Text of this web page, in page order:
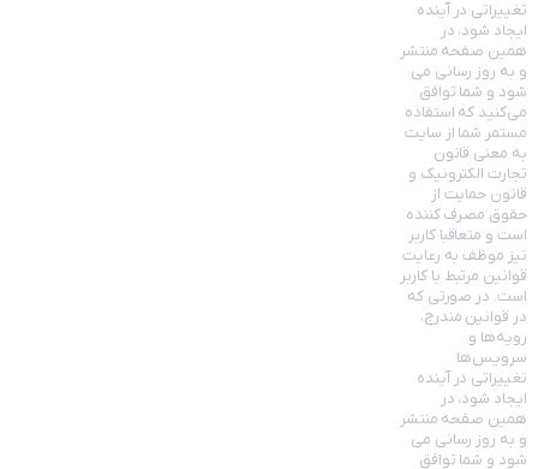
تغییراتی در آینده
ایجاد شود، در
همین صفحه منتشر
و به روز رسانی می
شود و شما توافق
می‏‌کنید که استفاده
مستمر شما از سایت
به معنی قانون
تجارت الکترونیک و
قانون حمایت از
حقوق مصرف کننده
است و متعاقبا کاربر
نیز موظف به رعایت
قوانین مرتبط با کاربر
است. در صورتی که
در قوانین مندرج،
رویه‏‌ها و
سرویس‏‌ها
تغییراتی در آینده
ایجاد شود، در
همین صفحه منتشر
و به روز رسانی می
شود و شما توافق